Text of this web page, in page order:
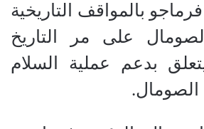
بالمواقف التاريخية
على مر التاريخ
بدعم عملية السلام
الصومال.